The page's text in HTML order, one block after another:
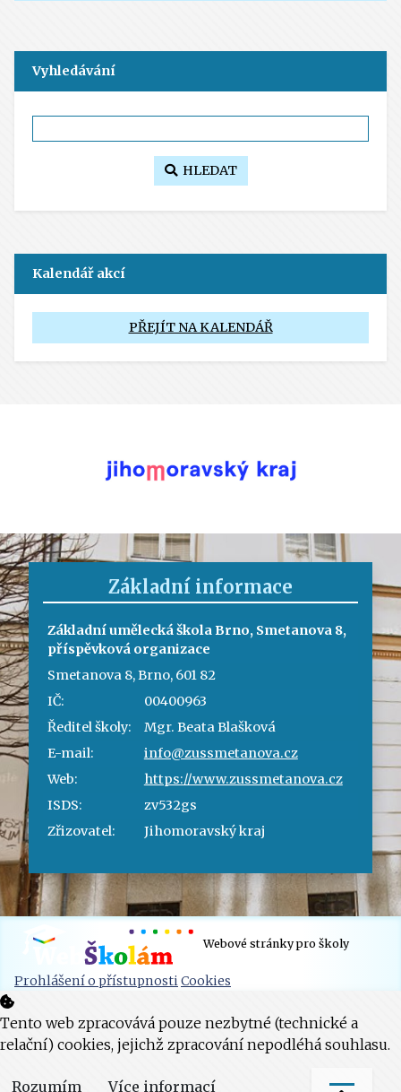
Vyhledávání
HLEDAT
Kalendář akcí
PŘEJÍT NA KALENDÁŘ
Základní informace
Základní umělecká škola Brno, Smetanova 8,
příspěvková organizace
Smetanova 8, Brno, 601 82
IČ:
00400963
Ředitel školy:
Mgr. Beata Blašková
E-mail:
info@zussmetanova.cz
Web:
https://www.zussmetanova.cz
ISDS:
zv532gs
Zřizovatel:
Jihomoravský kraj
Webové stránky pro školy
Prohlášení o přístupnosti Cookies
Tento web zpracovává pouze nezbytné (technické a
relační) cookies, jejichž zpracování nepodléhá souhlasu.
Rozumím Více informací